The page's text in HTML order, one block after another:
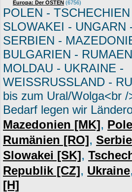
Europa: Der OSTEN (6756)
POLEN -
SLOWAKEI - UNGARN
SERBIEN -
BULGARIEN -
MOLDAU - UKRAINE -
WEISSRUSSLAND -
bis zum Ural/Wolga<br /
Bedarf legen wir
Mazedonien [MK],
Rumänien [RO],
Slowakei [SK],
Republik [CZ], Ukraine
[H]